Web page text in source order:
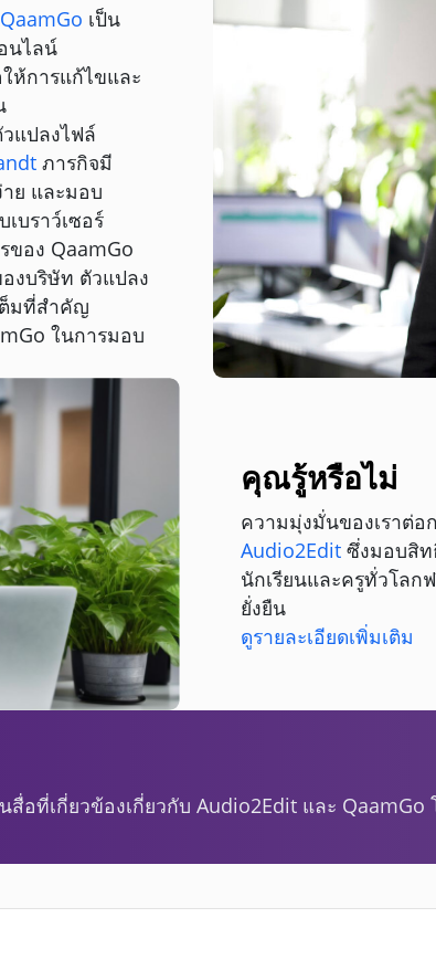
QaamGo เป็น
นไลน์
ห้การแก้ไขและ
แปลงไฟล์
ภารกิจมี
ย และมอบ
บราว์เซอร์
ของ QaamGo
งบริษัท ตัวแปลง
ต็มที่สำคัญ
ในการมอบ
คุณรู้หรือไม่
ความมุ่งมั่นของเราต่
Audio2Edit ซึ่งมอบสิท
นักเรียนและครูทั่วโลก
ยั่งยืน
ดูรายละเอียดเพิ่มเติม
อที่เกี่ยวข้องเกี่ยวกับ Audio2Edit และ QaamGo